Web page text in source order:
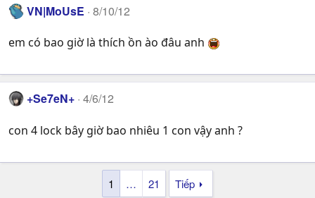
VN|MoUsE 8/10/12
em có bao giờ là thích ồn ào đâu anh
+Se7eN+ 4/6/12
con 4 lock bây giờ bao nhiêu 1 con vậy anh ?
1 … 21 Tiếp